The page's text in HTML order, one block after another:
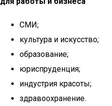
СМИ;
культура и искусство;
образование;
юриспруденция;
индустрия красоты;
здравоохранение.